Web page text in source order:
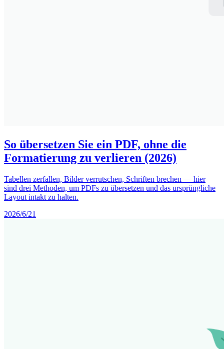
So übersetzen Sie ein PDF, ohne die
Formatierung zu verlieren (2026)
Tabellen zerfallen, Bilder verrutschen, Schriften brechen — hier
sind drei Methoden, um PDFs zu übersetzen und das ursprüngliche
Layout intakt zu halten.
2026/6/21